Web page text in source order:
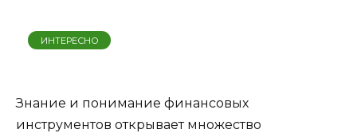
ИНТЕРЕСНО
Знание и понимание финансовых
инструментов открывает множество